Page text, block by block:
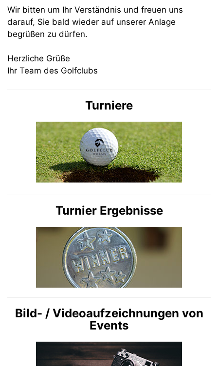
Wir bitten um Ihr Verständnis und freuen uns
darauf, Sie bald wieder auf unserer Anlage
begrüßen zu dürfen.
Herzliche Grüße
Ihr Team des Golfclubs
Turniere
Turnier Ergebnisse
Bild- / Videoaufzeichnungen von
Events